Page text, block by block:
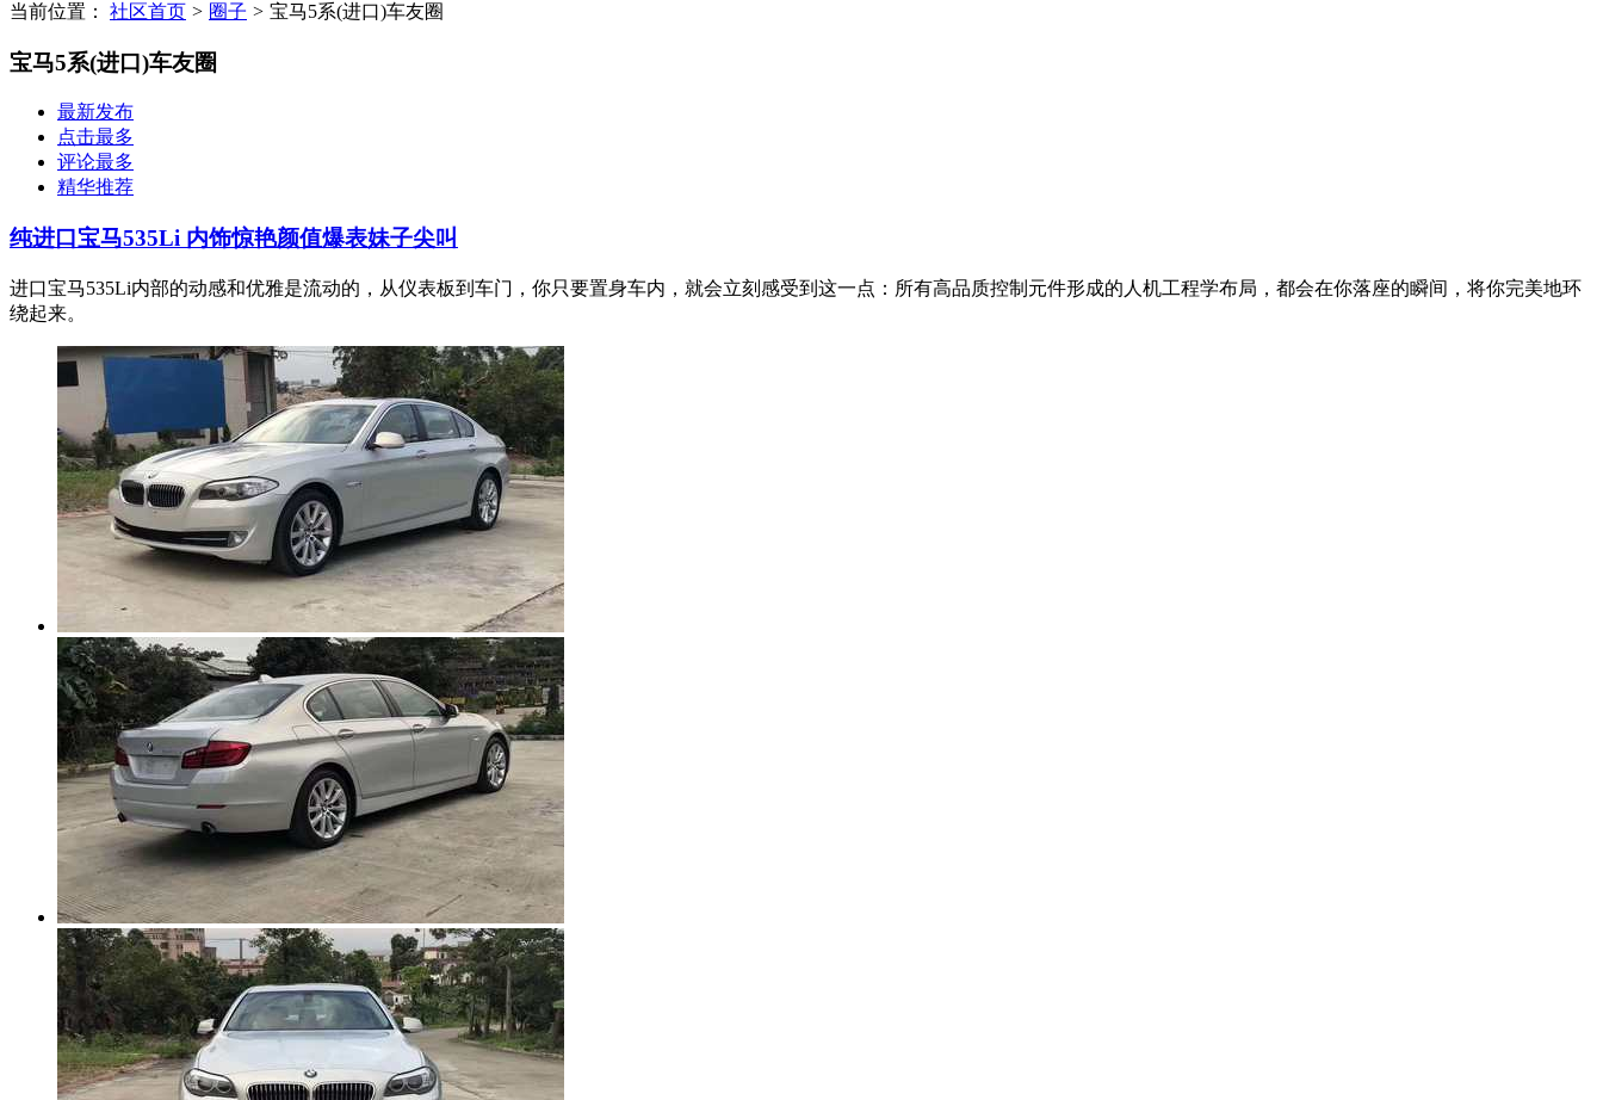
当前位置： 社区首页 > 圈子 > 宝马5系(进口)车友圈
宝马5系(进口)车友圈
最新发布
点击最多
评论最多
精华推荐
纯进口宝马535Li 内饰惊艳颜值爆表妹子尖叫
进口宝马535Li内部的动感和优雅是流动的，从仪表板到车门，你只要置身车内，就会立刻感受到这一点：所有高品质控制元件形成的人机工程学布局，都会在你落座的瞬间，将你完美地环
绕起来。